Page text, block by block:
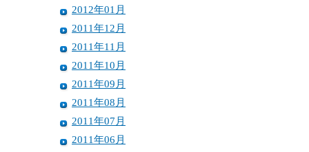
2012年01月
2011年12月
2011年11月
2011年10月
2011年09月
2011年08月
2011年07月
2011年06月